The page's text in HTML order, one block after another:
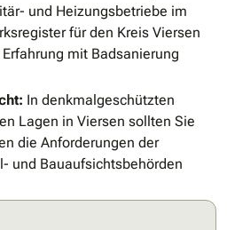
und Heizungsbetriebe im
für den Kreis Viersen
mit Badsanierung
In denkmalgeschützten
Lagen in Viersen sollten Sie
die Anforderungen der
und Bauaufsichtsbehörden